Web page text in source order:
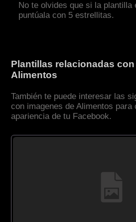
No te olvides que si la plantilla
puntúala con 5 estrellitas.
Plantillas relacionadas
Alimentos
También te puede interesar las
con imagenes de Alimentos para
apariencia de tu Facebook.